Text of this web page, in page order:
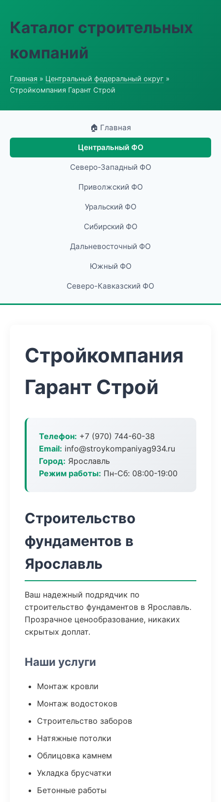
Каталог строительных
компаний
Главная » Центральный федеральный округ »
Стройкомпания Гарант Строй
🏠 Главная
Центральный ФО
Северо-Западный ФО
Приволжский ФО
Уральский ФО
Сибирский ФО
Дальневосточный ФО
Южный ФО
Северо-Кавказский ФО
Стройкомпания
Гарант Строй
Телефон: +7 (970) 744-60-38
Email: info@stroykompaniyag934.ru
Город: Ярославль
Режим работы: Пн-Сб: 08:00-19:00
Строительство
фундаментов в
Ярославль
Ваш надежный подрядчик по
строительство фундаментов в Ярославль.
Прозрачное ценообразование, никаких
скрытых доплат.
Наши услуги
Монтаж кровли
Монтаж водостоков
Строительство заборов
Натяжные потолки
Облицовка камнем
Укладка брусчатки
Бетонные работы